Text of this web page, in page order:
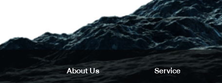
About Us Service